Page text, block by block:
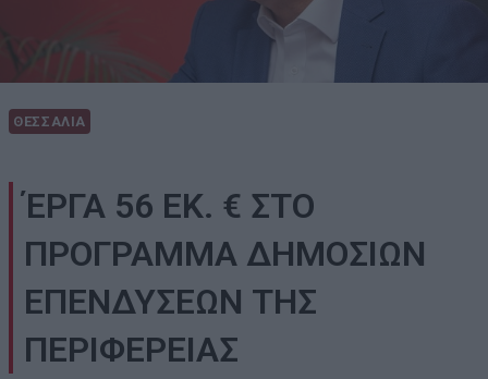
ΘΕΣΣΑΛΙΑ
ΈΡΓΑ 56 ΕΚ. € ΣΤΟ
ΠΡΟΓΡΑΜΜΑ ΔΗΜΟΣΙΩΝ
ΕΠΕΝΔΥΣΕΩΝ ΤΗΣ
ΠΕΡΙΦΕΡΕΙΑΣ